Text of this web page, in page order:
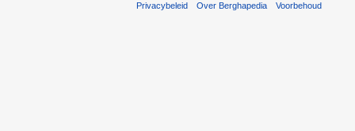
Privacybeleid Over Berghapedia Voorbehoud